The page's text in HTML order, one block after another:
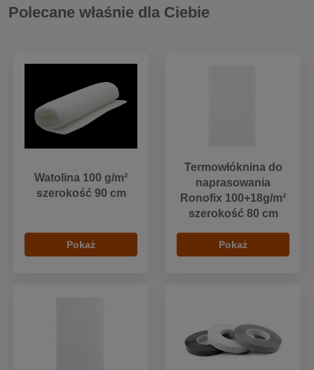
Polecane właśnie dla Ciebie
Watolina 100 g/m²
szerokość 90 cm
Pokaż
Termowłóknina do
naprasowania
Ronofix 100+18g/m²
szerokość 80 cm
Pokaż